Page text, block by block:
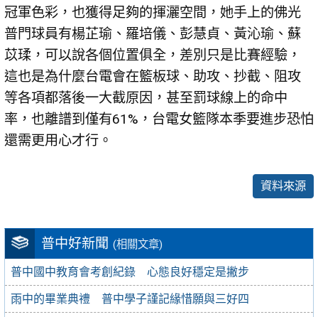
普中好新聞 (相關文章)
普中國中教育會考創紀錄 心態良好穩定是撇步
雨中的畢業典禮 普中學子謹記緣惜願與三好四
冠軍色彩，也獲得足夠的揮灑空間，她手上的佛光
普門球員有楊芷瑜、羅培儀、彭慧貞、黃沁瑜、蘇
苡瑈，可以說各個位置俱全，差別只是比賽經驗，
這也是為什麼台電會在籃板球、助攻、抄截、阻攻
等各項都落後一大截原因，甚至罰球線上的命中
率，也離譜到僅有61%，台電女籃隊本季要進步恐怕
還需更用心才行。
資料來源